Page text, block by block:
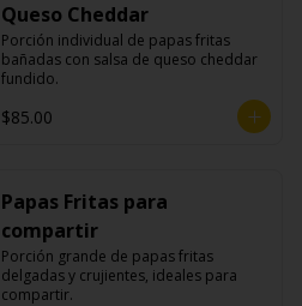
Queso Cheddar
Porción individual de papas fritas
bañadas con salsa de queso cheddar
fundido.
$85.00
Papas Fritas para
compartir
Porción grande de papas fritas
delgadas y crujientes, ideales para
compartir.